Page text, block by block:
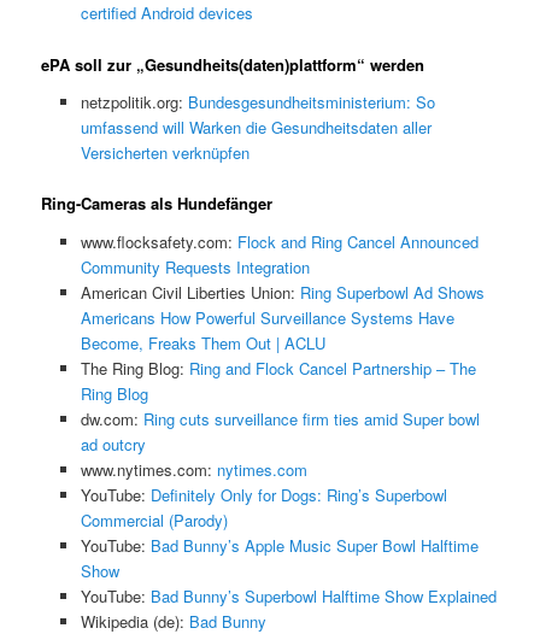
certified Android devices
ePA soll zur „Gesundheits(daten)plattform“ werden
netzpolitik.org: Bundesgesundheitsministerium: So
umfassend will Warken die Gesundheitsdaten aller
Versicherten verknüpfen
Ring-Cameras als Hundefänger
www.flocksafety.com: Flock and Ring Cancel Announced
Community Requests Integration
American Civil Liberties Union: Ring Superbowl Ad Shows
Americans How Powerful Surveillance Systems Have
Become, Freaks Them Out | ACLU
The Ring Blog: Ring and Flock Cancel Partnership – The
Ring Blog
dw.com: Ring cuts surveillance firm ties amid Super bowl
ad outcry
www.nytimes.com: nytimes.com
YouTube: Definitely Only for Dogs: Ring’s Superbowl
Commercial (Parody)
YouTube: Bad Bunny’s Apple Music Super Bowl Halftime
Show
YouTube: Bad Bunny’s Superbowl Halftime Show Explained
Wikipedia (de): Bad Bunny